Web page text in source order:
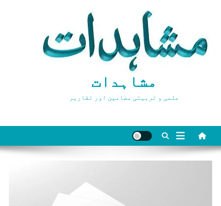
مشاہدات
علمی و تربیتی مضامین اور تقاریر